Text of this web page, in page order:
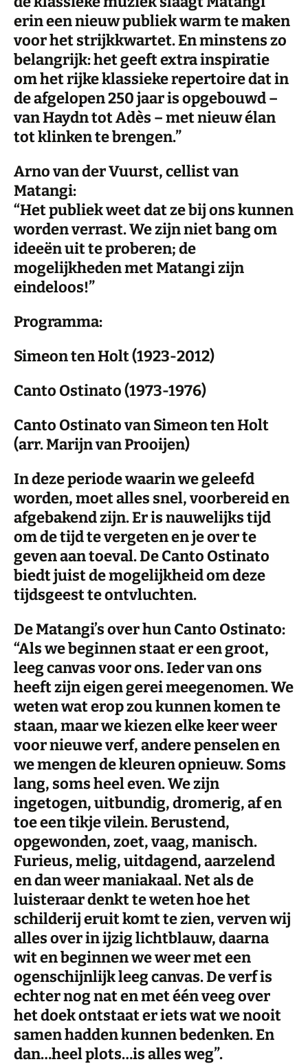
erin een nieuw publiek warm te maken
voor het strijkkwartet. En minstens zo
belangrijk: het geeft extra inspiratie
om het rijke klassieke repertoire dat in
de afgelopen 250 jaar is opgebouwd –
van Haydn tot Adès – met nieuw élan
tot klinken te brengen.”
Arno van der Vuurst, cellist van
Matangi:
“Het publiek weet dat ze bij ons kunnen
worden verrast. We zijn niet bang om
ideeën uit te proberen; de
mogelijkheden met Matangi zijn
eindeloos!”
Programma:
Simeon ten Holt (1923-2012)
Canto Ostinato (1973-1976)
Canto Ostinato van Simeon ten Holt
(arr. Marijn van Prooijen)
In deze periode waarin we geleefd
worden, moet alles snel, voorbereid en
afgebakend zijn. Er is nauwelijks tijd
om de tijd te vergeten en je over te
geven aan toeval. De Canto Ostinato
biedt juist de mogelijkheid om deze
tijdsgeest te ontvluchten.
De Matangi’s over hun Canto Ostinato:
“Als we beginnen staat er een groot,
leeg canvas voor ons. Ieder van ons
heeft zijn eigen gerei meegenomen. We
weten wat erop zou kunnen komen te
staan, maar we kiezen elke keer weer
voor nieuwe verf, andere penselen en
we mengen de kleuren opnieuw. Soms
lang, soms heel even. We zijn
ingetogen, uitbundig, dromerig, af en
toe een tikje vilein. Berustend,
opgewonden, zoet, vaag, manisch.
Furieus, melig, uitdagend, aarzelend
en dan weer maniakaal. Net als de
luisteraar denkt te weten hoe het
schilderij eruit komt te zien, verven wij
alles over in ijzig lichtblauw, daarna
wit en beginnen we weer met een
ogenschijnlijk leeg canvas. De verf is
echter nog nat en met één veeg over
het doek ontstaat er iets wat we nooit
samen hadden kunnen bedenken. En
dan…heel plots…is alles weg”.